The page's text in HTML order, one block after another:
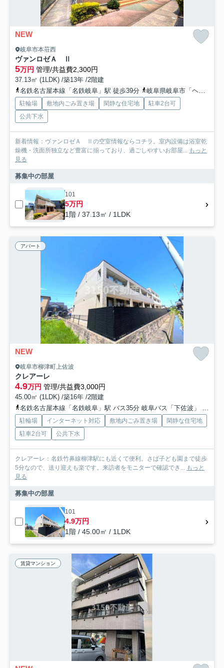
NEW
岐阜市本荘西
ヴァンロゼＡ Ⅱ
5万円 管理/共益費2,300円
37.13㎡ (1LDK) /築13年 /2階建
名鉄名古屋本線「名鉄岐阜」駅 徒歩39分
岐阜県岐阜市「ヘルスバンク敷島店」バス停下車 徒歩5分
駐輪場 敷地内ごみ置き場 閑静な住宅地
駐車2台可
公共下水
新着情報：ヴァンロゼＡ Ⅱの空室情報ならコチラ。室内設備は浴室乾
燥機・洗面所独立など豊富に揃っており、過ごしやすいお部屋...
もっと
見る
募集中の部屋
101
5万円
1階 / 37.13㎡ / 1LDK
アパート
NEW
岐阜市柳津町上佐波
クレアーレ
4.9万円 管理/共益費3,000円
45.00㎡ (1LDK) /築16年 /2階建
名鉄名古屋本線「名鉄岐阜」駅 バス35分 岐阜バス「下佐波」 停歩3分
駐輪場 インターネット対応 敷地内ごみ置き場
閑静な住宅地
駐車2台可
公共下水
クレアーレ：名鉄竹鼻線柳津駅にも近くて便利。さば子ども園まで徒歩
5分なので、送り迎えも楽です。来訪者をモニターで確認でき...
もっと
見る
募集中の部屋
101
4.9万円
1階 / 45.00㎡ / 1LDK
賃貸マンション